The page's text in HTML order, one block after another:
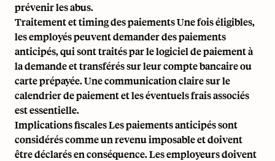
prévenir les abus.
Traitement et timing des paiements Une fois éligibles,
les employés peuvent demander des paiements
anticipés, qui sont traités par le logiciel de paiement à
la demande et transférés sur leur compte bancaire ou
carte prépayée. Une communication claire sur le
calendrier de paiement et les éventuels frais associés
est essentielle.
Implications fiscales Les paiements anticipés sont
considérés comme un revenu imposable et doivent
être déclarés en conséquence. Les employeurs doivent